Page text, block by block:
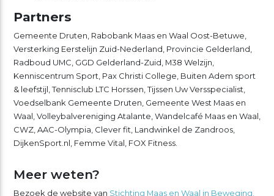
Partners
Gemeente Druten, Rabobank Maas en Waal Oost-Betuwe,
Versterking Eerstelijn Zuid-Nederland, Provincie Gelderland,
Radboud UMC, GGD Gelderland-Zuid, M38 Welzijn,
Kenniscentrum Sport, Pax Christi College, Buiten Adem sport
& leefstijl, Tennisclub LTC Horssen, Tijssen Uw Versspecialist,
Voedselbank Gemeente Druten, Gemeente West Maas en
Waal, Volleybalvereniging Atalante, Wandelcafé Maas en Waal,
CWZ, AAC-Olympia, Clever fit, Landwinkel de Zandroos,
DijkenSport.nl, Femme Vital, FOX Fitness.
Meer weten?
Bezoek de website van Stichting Maas en Waal in Beweging.